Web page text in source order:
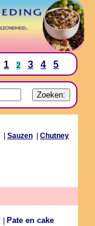
1 2 3 4 5
Sauzen|Chutney
Pate en cake